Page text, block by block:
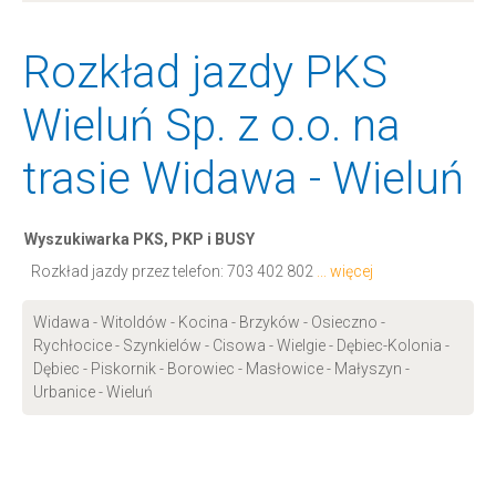
Rozkład jazdy PKS
Wieluń Sp. z o.o. na
trasie Widawa - Wieluń
Wyszukiwarka PKS, PKP i BUSY
Rozkład jazdy przez telefon: 703 402 802 ... więcej
Widawa - Witoldów - Kocina - Brzyków - Osieczno -
Rychłocice - Szynkielów - Cisowa - Wielgie - Dębiec-Kolonia -
Dębiec - Piskornik - Borowiec - Masłowice - Małyszyn -
Urbanice - Wieluń